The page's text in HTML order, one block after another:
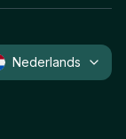
Nederlands